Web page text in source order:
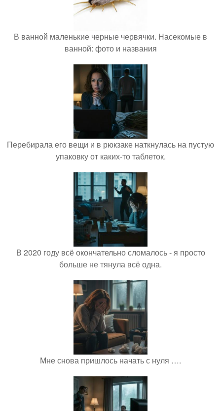
В ванной маленькие черные червячки. Насекомые в
ванной: фото и названия
Перебирала его вещи и в рюкзаке наткнулась на пустую
упаковку от каких-то таблеток.
В 2020 году всё окончательно сломалось - я просто
больше не тянула всё одна.
Мне снова пришлось начать с нуля ….